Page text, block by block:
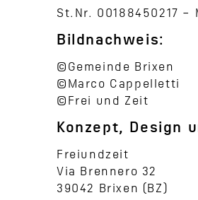
St.Nr. 00188450217 –
Bildnachweis:
©Gemeinde Brixen
©Marco Cappelletti
© Frei und Zeit
Konzept, Design
Freiundzeit
Via Brennero 32
39042 Brixen (BZ)